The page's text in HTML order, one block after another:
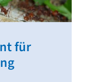
für